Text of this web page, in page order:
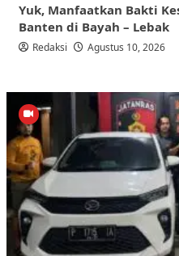
Yuk, Manfaatkan Bakti
Banten di Bayah – Lebak
Redaksi Agustus 10, 2026